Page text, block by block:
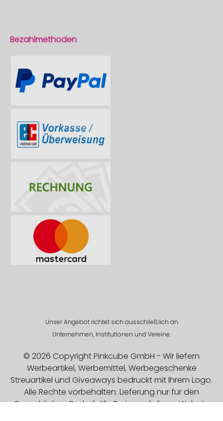
Bezahlmethoden
Unser Angebot richtet sich ausschließlich an
Unternehmen, Institutionen und Vereine.
© 2026 Copyright Pinkcube GmbH - Wir liefern
Werbeartikel, Werbemittel, Werbegeschenke
Streuartikel und Giveaways bedruckt mit Ihrem Logo.
Alle Rechte vorbehalten. Lieferung nur für den
Gewerblichen Bedarf. Alle Preise auf dieser Website